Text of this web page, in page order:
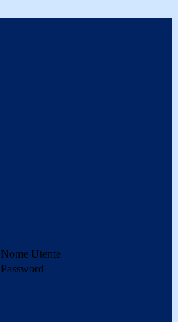
Nome Utente
Password